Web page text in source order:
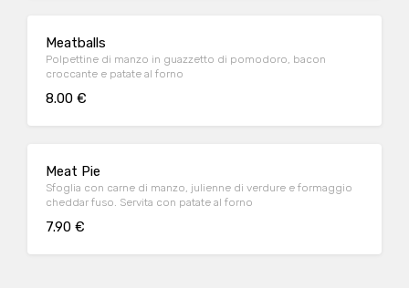
Meatballs
Polpettine di manzo in guazzetto di pomodoro, bacon
croccante e patate al forno
8.00 €
Meat Pie
Sfoglia con carne di manzo, julienne di verdure e formaggio
cheddar fuso. Servita con patate al forno
7.90 €